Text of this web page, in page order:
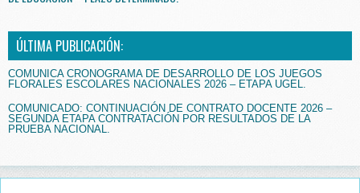
ÚLTIMA PUBLICACIÓN:
COMUNICA CRONOGRAMA DE DESARROLLO DE LOS JUEGOS
FLORALES ESCOLARES NACIONALES 2026 – ETAPA UGEL.
COMUNICADO: CONTINUACIÓN DE CONTRATO DOCENTE 2026 –
SEGUNDA ETAPA CONTRATACIÓN POR RESULTADOS DE LA
PRUEBA NACIONAL.